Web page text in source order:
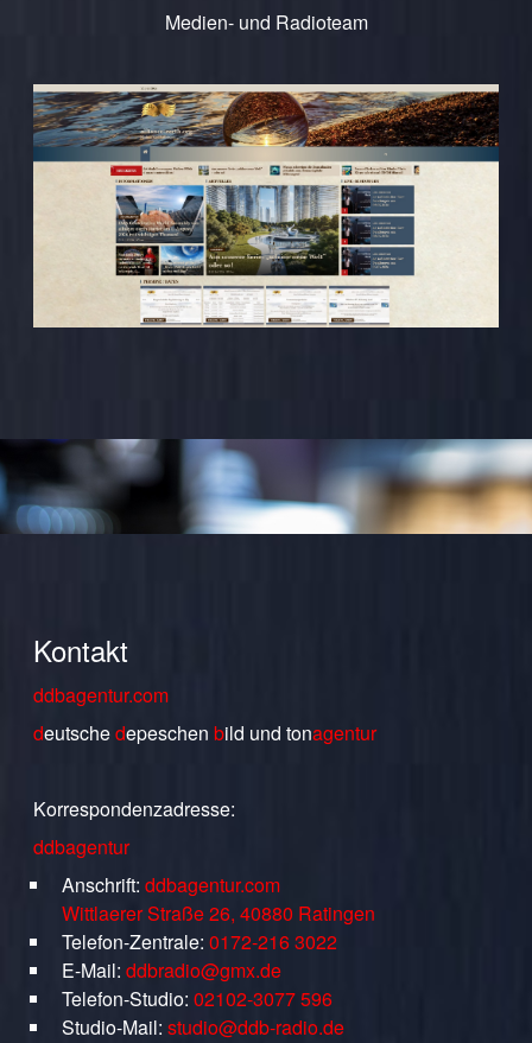
Medien- und Radioteam
Kontakt
ddbagentur.com
deutschedepeschen bild undtonagentur
Korrespondenzadresse:
ddbagentur
Anschrift: ddbagentur.com
Wittlaerer Straße 26, 40880 Ratingen
Telefon-Zentrale: 0172-216 3022
E-Mail: ddbradio@gmx.de
Telefon-Studio: 02102-3077 596
Studio-Mail: studio@ddb-radio.de